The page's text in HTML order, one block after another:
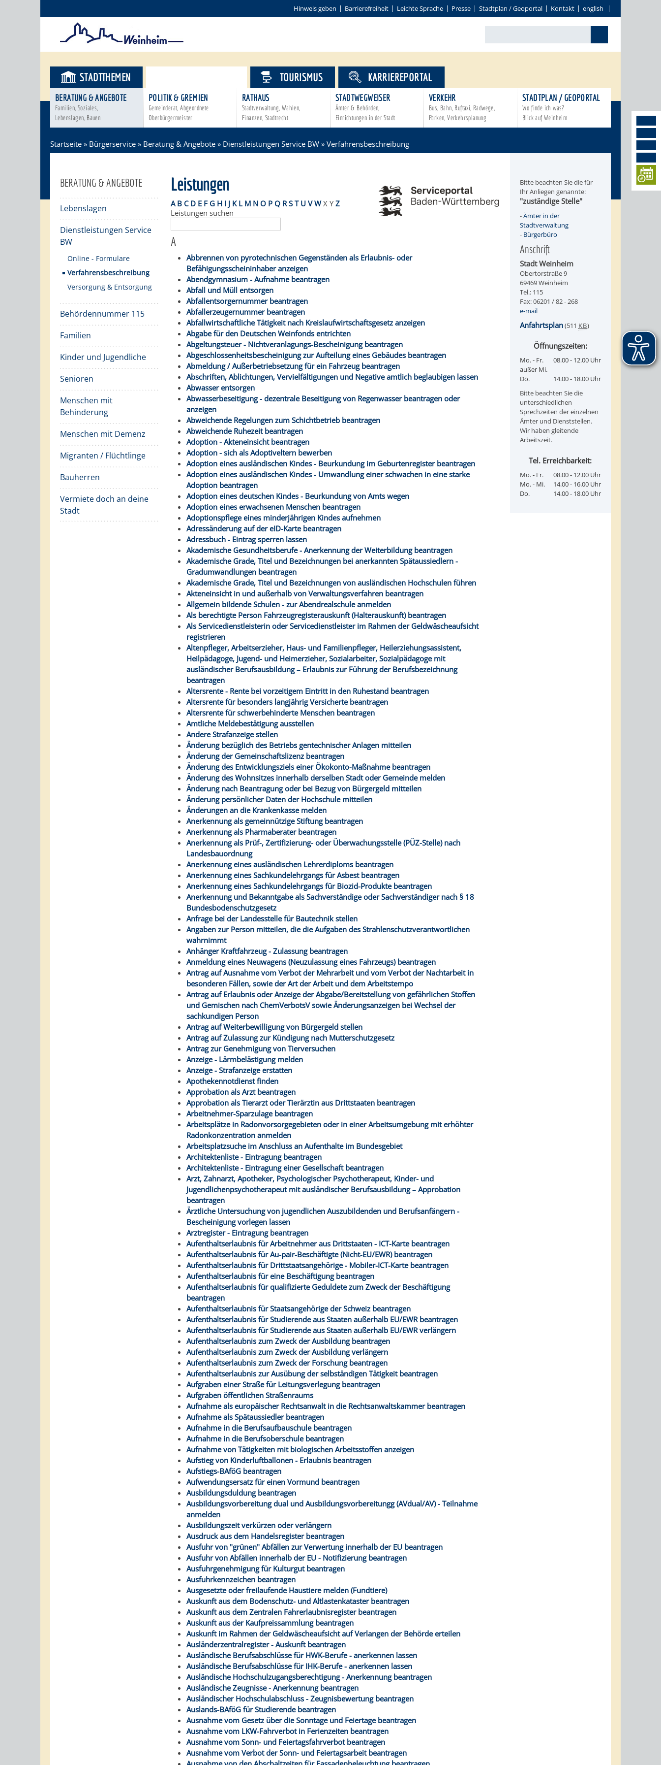
Hinweis geben Barrierefreiheit Leichte Sprache Presse Stadtplan / Geoportal Kontakt english
STADTTHEMEN
BERATUNG & ANGEBOTE
Familien, Soziales,
Lebenslagen, Bauen
POLITIK & GREMIEN
Gemeinderat, Abgeordnete
Oberbürgermeister
RATHAUS
Stadtverwaltung, Wahlen,
Finanzen, Stadtrecht
STADTWEGWEISER
Ämter & Behörden,
Einrichtungen in der Stadt
VERKEHR
Bus, Bahn, Ruftaxi, Radwege,
Parken, Verkehrsplanung
STADTPLAN / GEOPORTAL
Wo finde ich was?
Blick auf Weinheim
TOURISMUS KARRIEREPORTAL
Startseite » Bürgerservice » Beratung & Angebote » Dienstleistungen Service BW » Verfahrensbeschreibung
BERATUNG & ANGEBOTE
Lebenslagen
Dienstleistungen Service
BW
Online - Formulare
Verfahrensbeschreibung
Versorgung & Entsorgung
Behördennummer 115
Familien
Kinder und Jugendliche
Senioren
Menschen mit
Behinderung
Menschen mit Demenz
Migranten / Flüchtlinge
Bauherren
Vermiete doch an deine
Stadt
Leistungen
A B C D E F G H I J K L M N O P Q R S T U V W X Y Z
Leistungen suchen
A
Abbrennen von pyrotechnischen Gegenständen als Erlaubnis- oder
Befähigungsscheininhaber anzeigen
Abendgymnasium - Aufnahme beantragen
Abfall und Müll entsorgen
Abfallentsorgernummer beantragen
Abfallerzeugernummer beantragen
Abfallwirtschaftliche Tätigkeit nach Kreislaufwirtschaftsgesetz anzeigen
Abgabe für den Deutschen Weinfonds entrichten
Abgeltungsteuer - Nichtveranlagungs-Bescheinigung beantragen
Abgeschlossenheitsbescheinigung zur Aufteilung eines Gebäudes beantragen
Abmeldung / Außerbetriebsetzung für ein Fahrzeug beantragen
Abschriften, Ablichtungen, Vervielfältigungen und Negative amtlich beglaubigen lassen
Abwasser entsorgen
Abwasserbeseitigung - dezentrale Beseitigung von Regenwasser beantragen oder
anzeigen
Abweichende Regelungen zum Schichtbetrieb beantragen
Abweichende Ruhezeit beantragen
Adoption - Akteneinsicht beantragen
Adoption - sich als Adoptiveltern bewerben
Adoption eines ausländischen Kindes - Beurkundung im Geburtenregister beantragen
Adoption eines ausländischen Kindes - Umwandlung einer schwachen in eine starke
Adoption beantragen
Adoption eines deutschen Kindes - Beurkundung von Amts wegen
Adoption eines erwachsenen Menschen beantragen
Adoptionspflege eines minderjährigen Kindes aufnehmen
Adressänderung auf der eID-Karte beantragen
Adressbuch - Eintrag sperren lassen
Akademische Gesundheitsberufe - Anerkennung der Weiterbildung beantragen
Akademische Grade, Titel und Bezeichnungen bei anerkannten Spätaussiedlern -
Gradumwandlungen beantragen
Akademische Grade, Titel und Bezeichnungen von ausländischen Hochschulen führen
Akteneinsicht in und außerhalb von Verwaltungsverfahren beantragen
Allgemein bildende Schulen - zur Abendrealschule anmelden
Als berechtigte Person Fahrzeugregisterauskunft (Halterauskunft) beantragen
Als Servicedienstleisterin oder Servicedienstleister im Rahmen der Geldwäscheaufsicht
registrieren
Altenpfleger, Arbeitserzieher, Haus- und Familienpfleger, Heilerziehungsassistent,
Heilpädagoge, Jugend- und Heimerzieher, Sozialarbeiter, Sozialpädagoge mit
ausländischer Berufsausbildung – Erlaubnis zur Führung der Berufsbezeichnung
beantragen
Altersrente - Rente bei vorzeitigem Eintritt in den Ruhestand beantragen
Altersrente für besonders langjährig Versicherte beantragen
Altersrente für schwerbehinderte Menschen beantragen
Amtliche Meldebestätigung ausstellen
Andere Strafanzeige stellen
Änderung bezüglich des Betriebs gentechnischer Anlagen mitteilen
Änderung der Gemeinschaftslizenz beantragen
Änderung des Entwicklungsziels einer Ökokonto-Maßnahme beantragen
Änderung des Wohnsitzes innerhalb derselben Stadt oder Gemeinde melden
Änderung nach Beantragung oder bei Bezug von Bürgergeld mitteilen
Änderung persönlicher Daten der Hochschule mitteilen
Änderungen an die Krankenkasse melden
Anerkennung als gemeinnützige Stiftung beantragen
Anerkennung als Pharmaberater beantragen
Anerkennung als Prüf-, Zertifizierung- oder Überwachungsstelle (PÜZ-Stelle) nach
Landesbauordnung
Anerkennung eines ausländischen Lehrerdiploms beantragen
Anerkennung eines Sachkundelehrgangs für Asbest beantragen
Anerkennung eines Sachkundelehrgangs für Biozid-Produkte beantragen
Anerkennung und Bekanntgabe als Sachverständige oder Sachverständiger nach § 18
Bundesbodenschutzgesetz
Anfrage bei der Landesstelle für Bautechnik stellen
Angaben zur Person mitteilen, die die Aufgaben des Strahlenschutzverantwortlichen
wahrnimmt
Anhänger Kraftfahrzeug - Zulassung beantragen
Anmeldung eines Neuwagens (Neuzulassung eines Fahrzeugs) beantragen
Antrag auf Ausnahme vom Verbot der Mehrarbeit und vom Verbot der Nachtarbeit in
besonderen Fällen, sowie der Art der Arbeit und dem Arbeitstempo
Antrag auf Erlaubnis oder Anzeige der Abgabe/Bereitstellung von gefährlichen Stoffen
und Gemischen nach ChemVerbotsV sowie Änderungsanzeigen bei Wechsel der
sachkundigen Person
Antrag auf Weiterbewilligung von Bürgergeld stellen
Antrag auf Zulassung zur Kündigung nach Mutterschutzgesetz
Antrag zur Genehmigung von Tierversuchen
Anzeige - Lärmbelästigung melden
Anzeige - Strafanzeige erstatten
Apothekennotdienst finden
Approbation als Arzt beantragen
Approbation als Tierarzt oder Tierärztin aus Drittstaaten beantragen
Arbeitnehmer-Sparzulage beantragen
Arbeitsplätze in Radonvorsorgegebieten oder in einer Arbeitsumgebung mit erhöhter
Radonkonzentration anmelden
Arbeitsplatzsuche im Anschluss an Aufenthalte im Bundesgebiet
Architektenliste - Eintragung beantragen
Architektenliste - Eintragung einer Gesellschaft beantragen
Arzt, Zahnarzt, Apotheker, Psychologischer Psychotherapeut, Kinder- und
Jugendlichenpsychotherapeut mit ausländischer Berufsausbildung – Approbation
beantragen
Ärztliche Untersuchung von jugendlichen Auszubildenden und Berufsanfängern -
Bescheinigung vorlegen lassen
Arztregister - Eintragung beantragen
Aufenthaltserlaubnis für Arbeitnehmer aus Drittstaaten - ICT-Karte beantragen
Aufenthaltserlaubnis für Au-pair-Beschäftigte (Nicht-EU/EWR) beantragen
Aufenthaltserlaubnis für Drittstaatsangehörige - Mobiler-ICT-Karte beantragen
Aufenthaltserlaubnis für eine Beschäftigung beantragen
Aufenthaltserlaubnis für qualifizierte Geduldete zum Zweck der Beschäftigung
beantragen
Aufenthaltserlaubnis für Staatsangehörige der Schweiz beantragen
Aufenthaltserlaubnis für Studierende aus Staaten außerhalb EU/EWR beantragen
Aufenthaltserlaubnis für Studierende aus Staaten außerhalb EU/EWR verlängern
Aufenthaltserlaubnis zum Zweck der Ausbildung beantragen
Aufenthaltserlaubnis zum Zweck der Ausbildung verlängern
Aufenthaltserlaubnis zum Zweck der Forschung beantragen
Aufenthaltserlaubnis zur Ausübung der selbständigen Tätigkeit beantragen
Aufgraben einer Straße für Leitungsverlegung beantragen
Aufgraben öffentlichen Straßenraums
Aufnahme als europäischer Rechtsanwalt in die Rechtsanwaltskammer beantragen
Aufnahme als Spätaussiedler beantragen
Aufnahme in die Berufsaufbauschule beantragen
Aufnahme in die Berufsoberschule beantragen
Aufnahme von Tätigkeiten mit biologischen Arbeitsstoffen anzeigen
Aufstieg von Kinderluftballonen - Erlaubnis beantragen
Aufstiegs-BAföG beantragen
Aufwendungsersatz für einen Vormund beantragen
Ausbildungsduldung beantragen
Ausbildungsvorbereitung dual und Ausbildungsvorbereitungg (AVdual/AV) - Teilnahme
anmelden
Ausbildungszeit verkürzen oder verlängern
Ausdruck aus dem Handelsregister beantragen
Ausfuhr von "grünen" Abfällen zur Verwertung innerhalb der EU beantragen
Ausfuhr von Abfällen innerhalb der EU - Notifizierung beantragen
Ausfuhrgenehmigung für Kulturgut beantragen
Ausfuhrkennzeichen beantragen
Ausgesetzte oder freilaufende Haustiere melden (Fundtiere)
Auskunft aus dem Bodenschutz- und Altlastenkataster beantragen
Auskunft aus dem Zentralen Fahrerlaubnisregister beantragen
Auskunft aus der Kaufpreissammlung beantragen
Auskunft im Rahmen der Geldwäscheaufsicht auf Verlangen der Behörde erteilen
Ausländerzentralregister - Auskunft beantragen
Ausländische Berufsabschlüsse für HWK-Berufe - anerkennen lassen
Ausländische Berufsabschlüsse für IHK-Berufe - anerkennen lassen
Ausländische Hochschulzugangsberechtigung - Anerkennung beantragen
Ausländische Zeugnisse - Anerkennung beantragen
Ausländischer Hochschulabschluss - Zeugnisbewertung beantragen
Auslands-BAföG für Studierende beantragen
Ausnahme vom Gesetz über die Sonntage und Feiertage beantragen
Ausnahme vom LKW-Fahrverbot in Ferienzeiten beantragen
Ausnahme vom Sonn- und Feiertagsfahrverbot beantragen
Ausnahme vom Verbot der Sonn- und Feiertagsarbeit beantragen
Bitte beachten Sie die für
Ihr Anliegen genannte:
"zuständige Stelle"
-Ämter in der
Stadtverwaltung
- Bürgerbüro
Anschrift
Stadt Weinheim
Obertorstraße 9
69469 Weinheim
Tel.: 115
Fax: 06201 / 82 - 268
e-mail
Anfahrtsplan(511 KB)
Öffnungszeiten:
Mo. - Fr.
außer Mi.
08.00 - 12.00 Uhr
Do.
14.00 - 18.00 Uhr
Bitte beachten Sie die
unterschiedlichen
Sprechzeiten der einzelnen
Ämter und Dienststellen.
Wir haben gleitende
Arbeitszeit.
Tel. Erreichbarkeit:
Mo. - Fr.
08.00 - 12.00 Uhr
Mo. - Mi.
14.00 - 16.00 Uhr
Do.
14.00 - 18.00 Uhr